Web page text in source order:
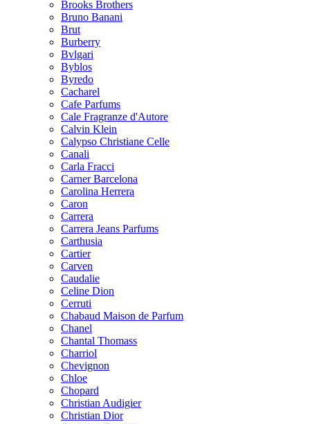
Brooks Brothers
Bruno Banani
Brut
Burberry
Bvlgari
Byblos
Byredo
Cacharel
Cafe Parfums
Cale Fragranze d'Autore
Calvin Klein
Calypso Christiane Celle
Canali
Carla Fracci
Carner Barcelona
Carolina Herrera
Caron
Carrera
Carrera Jeans Parfums
Carthusia
Cartier
Carven
Caudalie
Celine Dion
Cerruti
Chabaud Maison de Parfum
Chanel
Chantal Thomass
Charriol
Chevignon
Chloe
Chopard
Christian Audigier
Christian Dior